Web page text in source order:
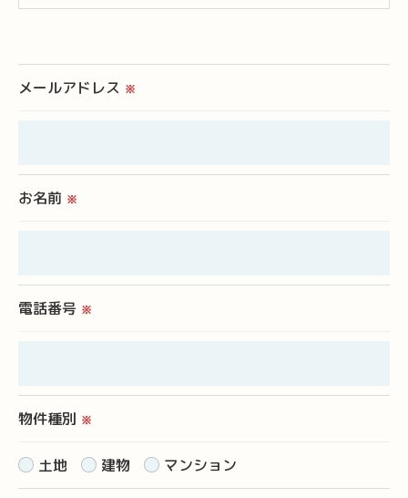
＜個人情報を与えなかった場合に生じる結果＞
必要な情報を頂けない場合は、それに対応した当社
メールアドレス ※
お名前 ※
電話番号 ※
物件種別 ※
土地 建物 マンション